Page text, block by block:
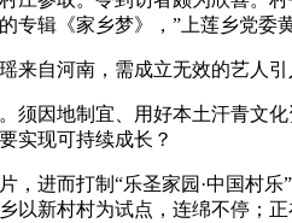
辑《家乡梦》，”上莲乡党委
自河南，需成立无效的艺人引
地制宜、用好本土汗青文
实现可持续成长？
而打制“乐圣家园·中国村乐
新村村为试点，连绵不停；